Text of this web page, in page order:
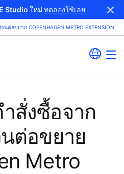
Studio ใหม่ ทดลองใช้เลย
ต่อขยาย COPENHAGEN METRO EXTENSION
สั่งซื้อจาก
ต่อขยาย
Metro